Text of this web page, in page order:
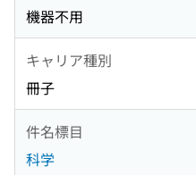
機器不用
キャリア種別
冊子
件名標目
科学